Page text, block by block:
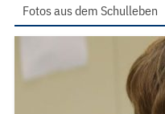
Fotos aus dem Schulleben